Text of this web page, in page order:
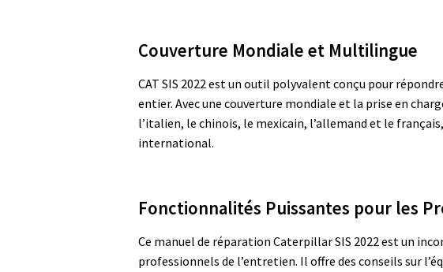
Couverture Mondiale et Multilingue
CAT SIS 2022 est un outil polyvalent conçu pour
entier. Avec une couverture mondiale et la prise en
l’italien, le chinois, le mexicain, l’allemand et le
international.
Fonctionnalités Puissantes pour les
Ce manuel de réparation Caterpillar SIS 2022 est un
professionnels de l’entretien. Il offre des conseils sur